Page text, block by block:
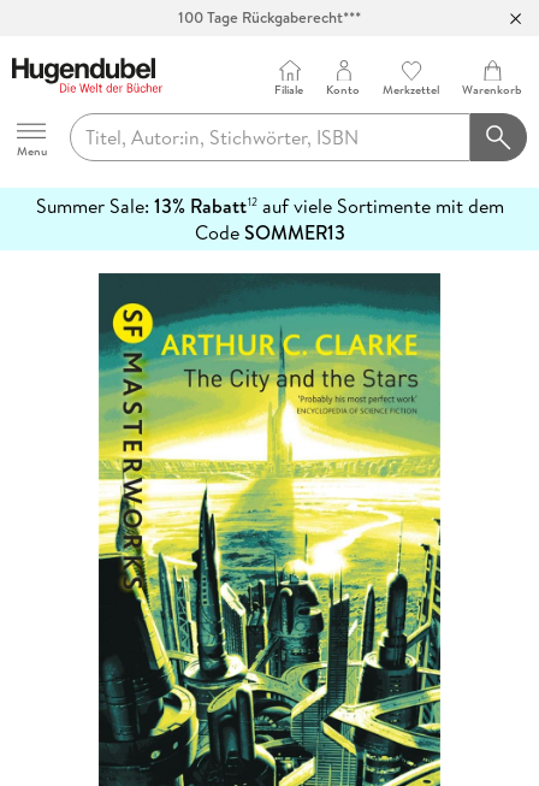
Abholung in über 100 Filialen
Hugendubel
Menu
Filiale Konto Merkzettel Warenkorb
Summer Sale: 13% Rabatt12auf viele Sortimente mit dem
CodeSOMMER13
erfahren